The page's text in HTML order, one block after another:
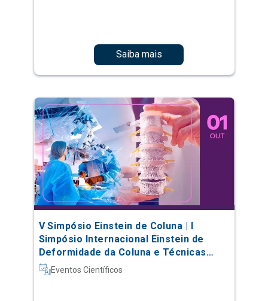
Saiba mais
V Simpósio Einstein de Coluna | I
Simpósio Internacional Einstein de
Deformidade da Coluna e Técnicas
Complexas
Eventos Científicos